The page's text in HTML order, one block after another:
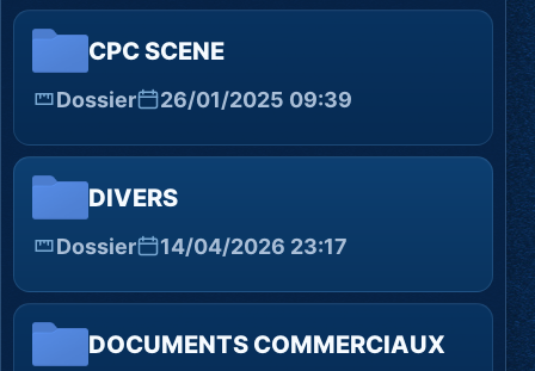
CPC SCENE
Dossier 26/01/2025 09:39
DIVERS
Dossier 14/04/2026 23:17
DOCUMENTS COMMERCIAUX